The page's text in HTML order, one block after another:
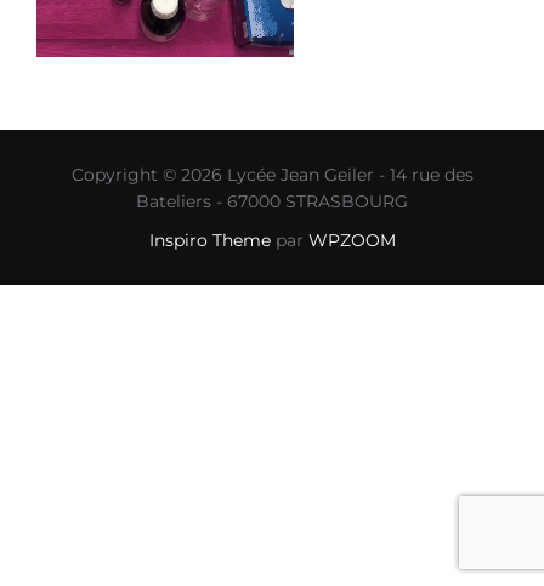
Copyright © 2026 Lycée Jean Geiler - 14 rue des
Bateliers - 67000 STRASBOURG
Inspiro Themepar WPZOOM